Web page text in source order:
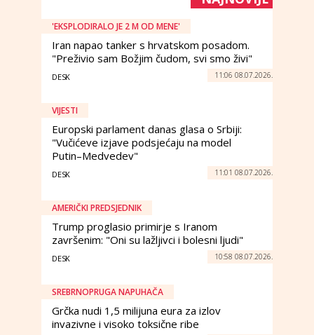
'EKSPLODIRALO JE 2 M OD MENE'
Iran napao tanker s hrvatskom posadom.
"Preživio sam Božjim čudom, svi smo živi"
DESK 11:06 08.07.2026.
VIJESTI
Europski parlament danas glasa o Srbiji:
"Vučićeve izjave podsjećaju na model
Putin–Medvedev"
DESK 11:01 08.07.2026.
AMERIČKI PREDSJEDNIK
Trump proglasio primirje s Iranom
završenim: "Oni su lažljivci i bolesni ljudi"
DESK 10:58 08.07.2026.
SREBRNOPRUGA NAPUHAČA
Grčka nudi 1,5 milijuna eura za izlov
invazivne i visoko toksične ribe